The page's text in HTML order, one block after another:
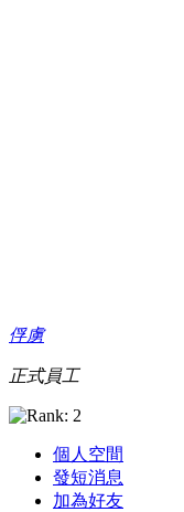
俘虜
正式員工
個人空間
發短消息
加為好友